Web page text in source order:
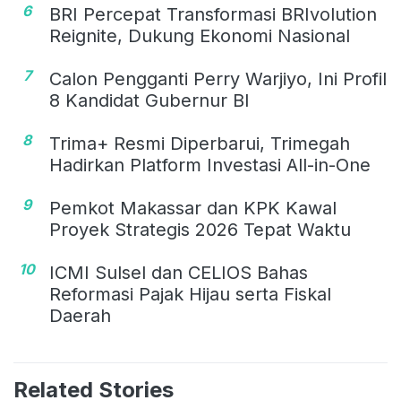
6
BRI Percepat Transformasi BRIvolution
Reignite, Dukung Ekonomi Nasional
7
Calon Pengganti Perry Warjiyo, Ini Profil
8 Kandidat Gubernur BI
8
Trima+ Resmi Diperbarui, Trimegah
Hadirkan Platform Investasi All-in-One
9
Pemkot Makassar dan KPK Kawal
Proyek Strategis 2026 Tepat Waktu
10
ICMI Sulsel dan CELIOS Bahas
Reformasi Pajak Hijau serta Fiskal
Daerah
Related Stories